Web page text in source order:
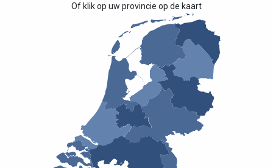
Of klik op uw provincie op de kaart